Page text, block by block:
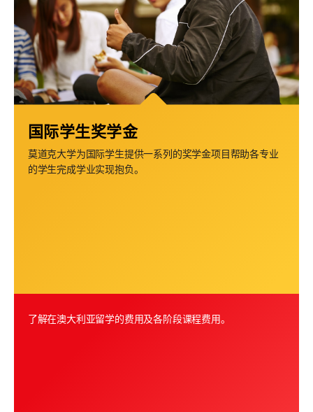
国际学生奖学金
莫道克大学为国际学生提供一系列的奖学金项目帮助各专业
的学生完成学业实现抱负。
了解在澳大利亚留学的费用及各阶段课程费用。